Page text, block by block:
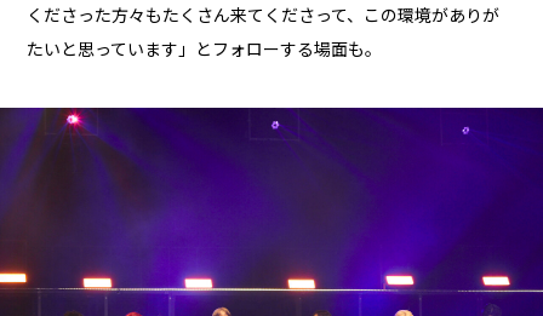
くださった方々もたくさん来てくださって、この環境がありが
たいと思っています」とフォローする場面も。